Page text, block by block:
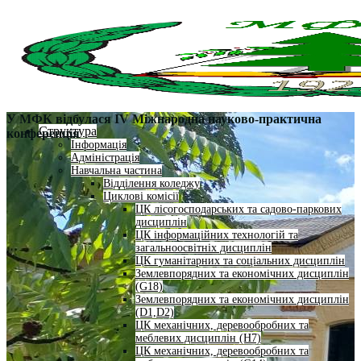
Структура
Інформація
Адміністрація
Навчальна частина
Відділення коледжу
Циклові комісії
ЦК лісогосподарських та садово-паркових
дисциплін
ЦК інформаційних технологій та
загальноосвітніх дисциплін
ЦК гуманітарних та соціальних дисциплін
Землевпорядних та економічних дисциплін
(G18)
Землевпорядних та економічних дисциплін
(D1,D2)
ЦК механічних, деревообробних та
меблевих дисциплін (H7)
ЦК механічних, деревообробних та
У МФК відбулася ІV Міжнародна науково-практична
конференція